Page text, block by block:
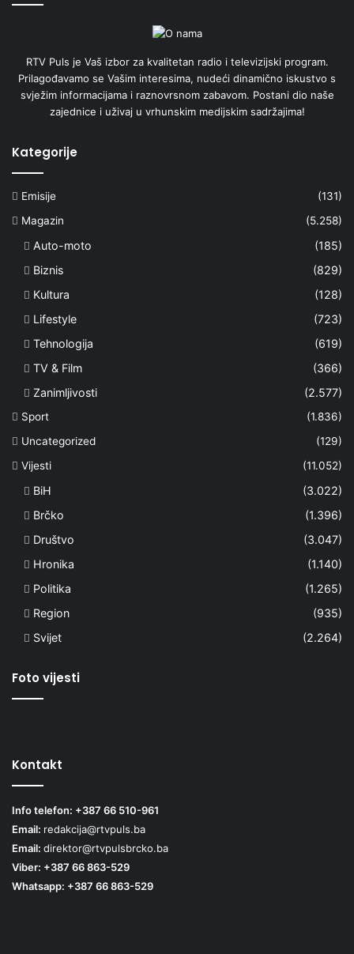
RTV Puls je Vaš izbor za kvalitetan radio i televizijski program.
Prilagođavamo se Vašim interesima, nudeći dinamično iskustvo s
svježim informacijama i raznovrsnom zabavom. Postani dio naše
zajednice i uživaj u vrhunskim medijskim sadržajima!
Kategorije
Emisije
(131)
Magazin
(5.258)
Auto-moto
(185)
Biznis
(829)
Kultura
(128)
Lifestyle
(723)
Tehnologija
(619)
TV & Film
(366)
Zanimljivosti
(2.577)
Sport
(1.836)
Uncategorized
(129)
Vijesti
(11.052)
BiH
(3.022)
Brčko
(1.396)
Društvo
(3.047)
Hronika
(1.140)
Politika
(1.265)
Region
(935)
Svijet
(2.264)
Foto vijesti
Kontakt
Info telefon: +387 66 510-961
Email: redakcija@rtvpuls.ba
Email: direktor@rtvpulsbrcko.ba
Viber: +387 66 863-529
Whatsapp: +387 66 863-529